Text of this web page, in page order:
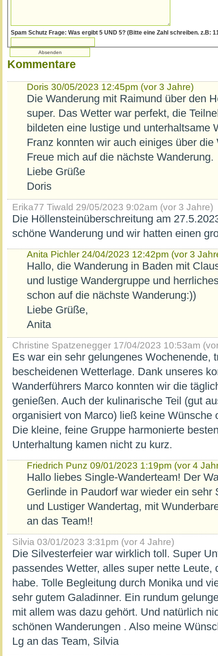
Spam Schutz Frage: Was ergibt 5 UND 5? (Bitte eine Zahl schreiben. z.B:
Kommentare
Doris 30/05/2023 12:45pm (vor 3 Jahre)
Die Wanderung mit Raimund über den
super. Das Wetter war perfekt, die
bildeten eine lustige und unterhaltsame
Franz konnten wir auch einiges über
Freue mich auf die nächste Wanderung.
Liebe Grüße
Doris
Erika77 Tiwald 29/05/2023 9:02am (vor 3 Jahre)
Die Höllensteinüberschreitung am
schöne Wanderung und wir hatten einen
Anita Pichler 24/04/2023 12:42pm (vor 3
Hallo, die Wanderung in Baden mit
und lustige Wandergruppe und
schon auf die nächste Wanderung:))
Liebe Grüße,
Anita
Christine Spatzenegger 17/04/2023 10:53am
Es war ein sehr gelungenes Wochenende,
bescheidenen Wetterlage. Dank unseres
Wanderführers Marco konnten wir die
genießen. Auch der kulinarische Teil (gut
organisiert von Marco) ließ keine Wünsche
Die kleine, feine Gruppe harmonierte
Unterhaltung kamen nicht zu kurz.
Friedrich Punz 09/01/2023 1:19pm (vor 4
Hallo liebes Single-Wanderteam! Der
Gerlinde in Paudorf war wieder ein sehr
und Lustiger Wandertag, mit
an das Team!!
Silvia 03/01/2023 3:31pm (vor 4 Jahre)
Die Silvesterfeier war wirklich toll. Super
passendes Wetter, alles super nette Leute,
habe. Tolle Begleitung durch Monika und
sehr gutem Galadinner. Ein rundum
mit allem was dazu gehört. Und natürlich
schönen Wanderungen . Also meine
Lg an das Team, Silvia